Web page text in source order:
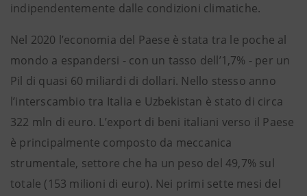
indipendentemente dalle condizioni climatiche.
Nel 2020 l’economia del Paese è stata tra le poche al
mondo a espandersi - con un tasso dell’1,7% - per un
Pil di quasi 60 miliardi di dollari. Nello stesso anno
l’interscambio tra Italia e Uzbekistan è stato di circa
322 mln di euro. L’export di beni italiani verso il Paese
è principalmente composto da meccanica
strumentale, settore che ha un peso del 49,7% sul
totale (153 milioni di euro). Nei primi sette mesi del